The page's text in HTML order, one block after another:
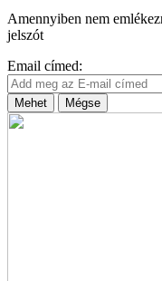
Amennyiben nem
jelszót
Email címed:
Mehet Mégse